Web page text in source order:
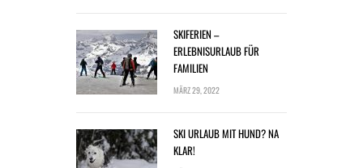
SKIFERIEN –
ERLEBNISURLAUB FÜR
FAMILIEN
MÄRZ 29, 2022
SKI URLAUB MIT HUND? NA
KLAR!